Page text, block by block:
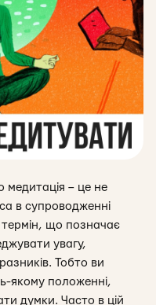
медитація – це не
в супроводженні
що позначає
увагу,
Тобто ви
якому положенні,
думки. Часто в цій